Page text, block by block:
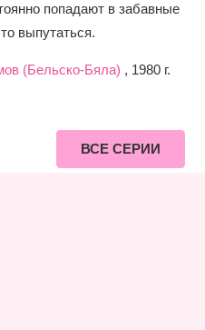
попадают в забавные
выпутаться.
(Бельско-Бяла) , 1980 г.
ВСЕ СЕРИИ